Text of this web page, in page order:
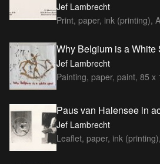
Jef Lambrecht
Print, paper, ink (printing),
Why Belgium is a White
Jef Lambrecht
Painting, paper, paint, 85 x
Paus van Halensee in
Jef Lambrecht
Leaflet, paper, ink